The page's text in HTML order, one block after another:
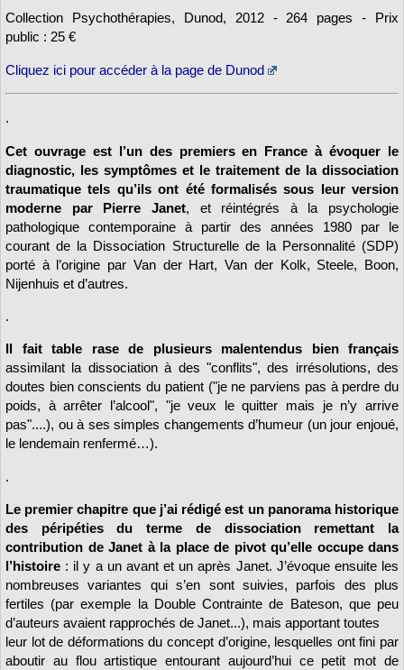
Collection Psychothérapies, Dunod, 2012 - 264 pages - Prix
public : 25 €
Cliquez ici pour accéder à la page de Dunod
.
Cet ouvrage est l’un des premiers en France à évoquer le
diagnostic, les symptômes et le traitement de la dissociation
traumatique tels qu’ils ont été formalisés sous leur version
moderne par Pierre Janet, et réintégrés à la psychologie
pathologique contemporaine à partir des années 1980 par le
courant de la Dissociation Structurelle de la Personnalité (SDP)
porté à l’origine par Van der Hart, Van der Kolk, Steele, Boon,
Nijenhuis et d’autres.
.
Il fait table rase de plusieurs malentendus bien français
assimilant la dissociation à des "conflits", des irrésolutions, des
doutes bien conscients du patient ("je ne parviens pas à perdre du
poids, à arrêter l’alcool", "je veux le quitter mais je n’y arrive
pas"....), ou à ses simples changements d’humeur (un jour enjoué,
le lendemain renfermé…).
.
Le premier chapitre que j’ai rédigé est un panorama historique
des péripéties du terme de dissociation remettant la
contribution de Janet à la place de pivot qu’elle occupe dans
l’histoire : il y a un avant et un après Janet. J’évoque ensuite les
nombreuses variantes qui s’en sont suivies, parfois des plus
fertiles (par exemple la Double Contrainte de Bateson, que peu
d’auteurs avaient rapprochés de Janet...), mais apportant toutes
leur lot de déformations du concept d’origine, lesquelles ont fini par
aboutir au flou artistique entourant aujourd’hui ce petit mot de